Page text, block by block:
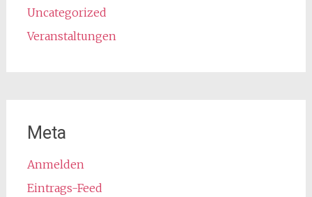
Uncategorized
Veranstaltungen
Meta
Anmelden
Eintrags-Feed